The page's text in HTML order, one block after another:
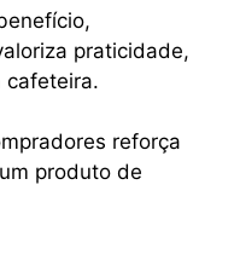
praticidade,
cafeteira.
reforça
produto de